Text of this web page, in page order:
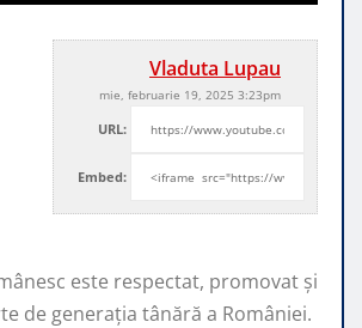
Vladuta Lupau
mie, februarie 19, 2025 3:23pm
URL:
Embed:
este respectat, promovat şi
de generaţia tânără a României.